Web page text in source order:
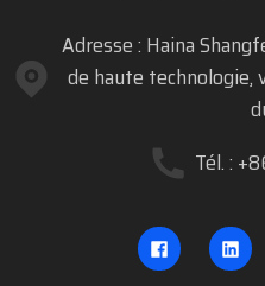
Adresse : Haina
de haute technologie,
Tél. :